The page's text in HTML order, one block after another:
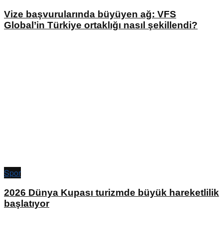
Vize başvurularında büyüyen ağ: VFS
Global’in Türkiye ortaklığı nasıl şekillendi?
Spor
2026 Dünya Kupası turizmde büyük hareketlilik
başlatıyor